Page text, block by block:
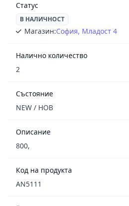
Статус
В НАЛИЧНОСТ
Магазин:София, Младост 4
Налично количество
2
Състояние
NEW / НОВ
Описание
800,
Код на продукта
AN5111